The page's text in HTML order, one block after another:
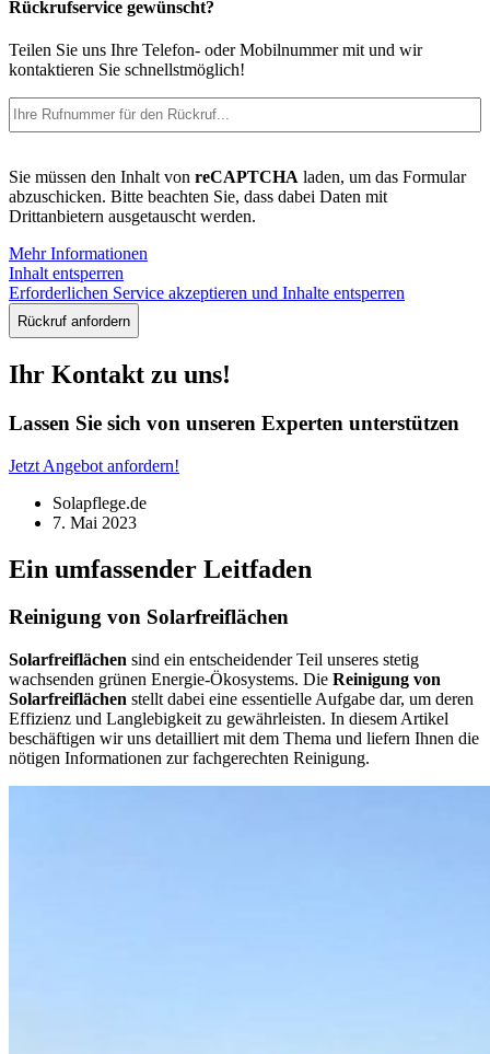
Rückrufservice gewünscht?
Teilen Sie uns Ihre Telefon- oder Mobilnummer mit und wir
kontaktieren Sie schnellstmöglich!
Telefon (erforderlich)
bestätigen
Sie müssen den Inhalt von reCAPTCHA laden, um das Formular
abzuschicken. Bitte beachten Sie, dass dabei Daten mit
Drittanbietern ausgetauscht werden.
Mehr Informationen
Inhalt entsperren
Erforderlichen Service akzeptieren und Inhalte entsperren
Ihr Kontakt zu uns!
Lassen Sie sich von unseren Experten unterstützen
Jetzt Angebot anfordern!
Solapflege.de
7. Mai 2023
Ein umfassender Leitfaden
Reinigung von Solarfreiflächen
Solarfreiflächen sind ein entscheidender Teil unseres stetig
wachsenden grünen Energie-Ökosystems. Die Reinigung von
Solarfreiflächen stellt dabei eine essentielle Aufgabe dar, um deren
Effizienz und Langlebigkeit zu gewährleisten. In diesem Artikel
beschäftigen wir uns detailliert mit dem Thema und liefern Ihnen die
nötigen Informationen zur fachgerechten Reinigung.